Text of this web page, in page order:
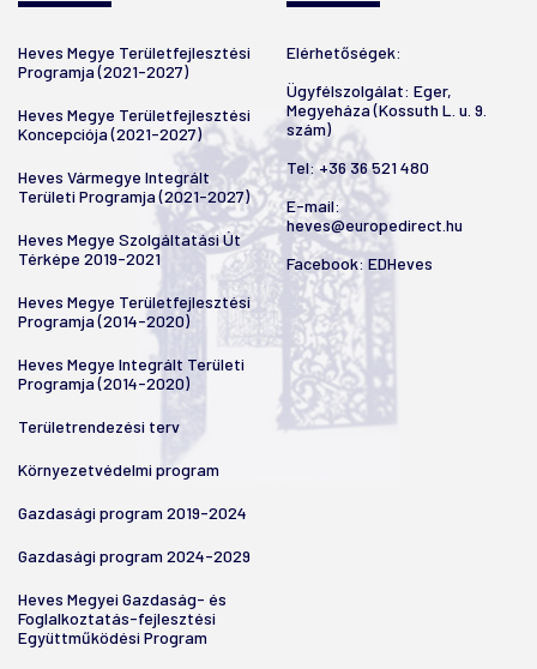
Heves Megye Területfejlesztési
Programja (2021-2027)
Heves Megye Területfejlesztési
Koncepciója (2021-2027)
Heves Vármegye Integrált
Területi Programja (2021-2027)
Heves Megye Szolgáltatási Út
Térképe 2019-2021
Heves Megye Területfejlesztési
Programja (2014-2020)
Heves Megye Integrált Területi
Programja (2014-2020)
Területrendezési terv
Környezetvédelmi program
Gazdasági program 2019-2024
Gazdasági program 2024-2029
Heves Megyei Gazdaság- és
Foglalkoztatás-fejlesztési
Együttműködési Program
Elérhetőségek:
Ügyfélszolgálat: Eger,
Megyeháza (Kossuth L. u. 9.
szám)
Tel:+36 36 521 480
E-mail:
heves@europedirect.hu
Facebook: EDHeves